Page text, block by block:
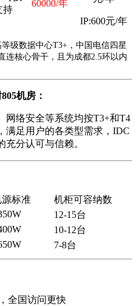
持
60000/年
IP:600元/年
级数据中心T3+，中国电信四星
连核心骨干，且为成都2.5环以内
机房：
网络安全等系统均按T3+和T4
满足用户的各类型需求，IDC
分认可与信赖。
源标准
机柜可容纳数
12-15台
10-12台
7-8台
全国访问更快